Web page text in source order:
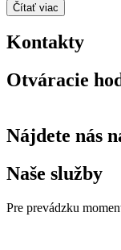
Čítať viac
Kontakty
Otváracie
Nájdete nás
Naše služby
Pre prevádzku